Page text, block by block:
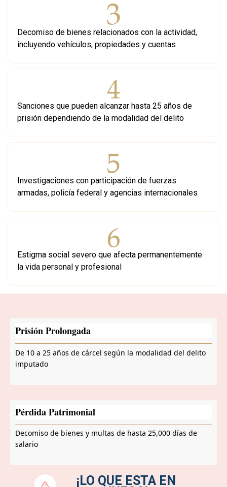
Decomiso de bienes relacionados con la actividad,
incluyendo vehículos, propiedades y cuentas
Sanciones que pueden alcanzar hasta 25 años de
prisión dependiendo de la modalidad del delito
Investigaciones con participación de fuerzas
armadas, policía federal y agencias internacionales
Estigma social severo que afecta permanentemente
la vida personal y profesional
Prisión Prolongada
De 10 a 25 años de cárcel según la modalidad del delito
imputado
Pérdida Patrimonial
Decomiso de bienes y multas de hasta 25,000 días de
salario
¡LO QUE ESTA EN